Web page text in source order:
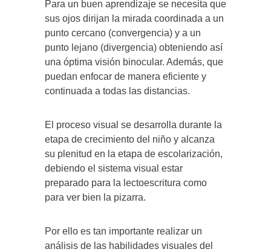
Para un buen aprendizaje se necesita que
sus ojos dirijan la mirada coordinada a un
punto cercano (convergencia) y a un
punto lejano (divergencia) obteniendo así
una óptima visión binocular. Además, que
puedan enfocar de manera eficiente y
continuada a todas las distancias.
El proceso visual se desarrolla durante la
etapa de crecimiento del niño y alcanza
su plenitud en la etapa de escolarización,
debiendo el sistema visual estar
preparado para la lectoescritura como
para ver bien la pizarra.
Por ello es tan importante realizar un
análisis de las habilidades visuales del